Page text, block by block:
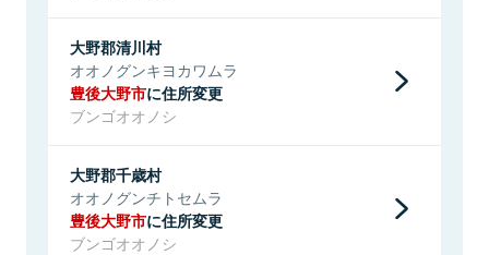
大野郡清川村
オオノグンキヨカワムラ
豊後大野市に住所変更
ブンゴオオノシ
大野郡千歳村
オオノグンチトセムラ
豊後大野市に住所変更
ブンゴオオノシ